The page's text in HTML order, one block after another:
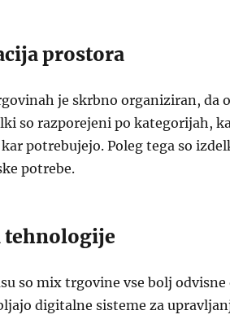
prostora
je skrbno organiziran, da
so razporejeni po kategorijah,
potrebujejo. Poleg tega so
potrebe.
tehnologije
so mix trgovine vse bolj
digitalne sisteme za